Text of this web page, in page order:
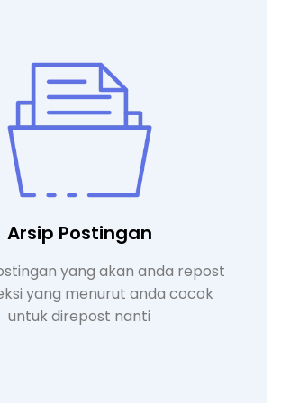
Arsip Postingan
yang akan anda repost
yang menurut anda cocok
untuk direpost nanti